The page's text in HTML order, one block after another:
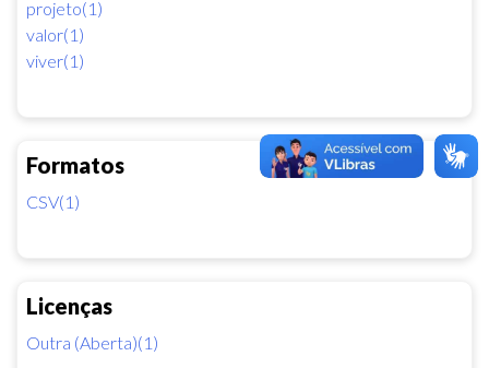
projeto(1)
valor(1)
viver(1)
Formatos
CSV(1)
Licenças
Outra (Aberta)(1)